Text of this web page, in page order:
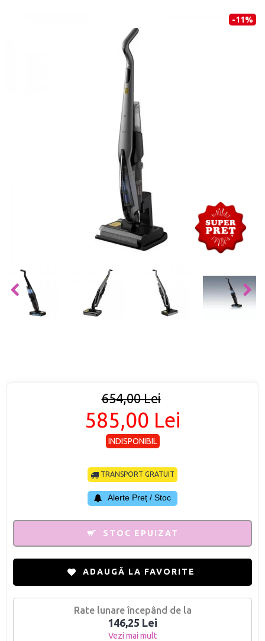
-11%
654,00 Lei
585,00 Lei
INDISPONIBIL
TRANSPORT GRATUIT
Alerte Preț / Stoc
STOC EPUIZAT
ADAUGĂ LA FAVORITE
Rate lunare începând de la
146,25 Lei
Vezi mai mult